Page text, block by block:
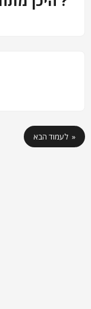
לעמוד הבא »